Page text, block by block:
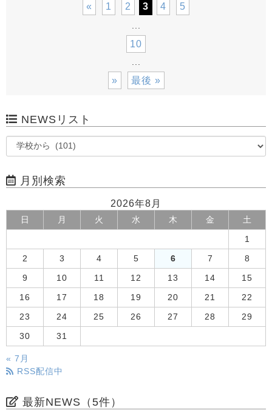
« 1 2 3 4 5
10
» 最後 »
NEWSリスト
月別検索
2026年8月
日 月 火 水 木 金 土
1
2 3 4 5 6 7 8
9 10 11 12 13 14 15
16 17 18 19 20 21 22
23 24 25 26 27 28 29
30 31
« 7月
RSS配信中
最新NEWS（5件）